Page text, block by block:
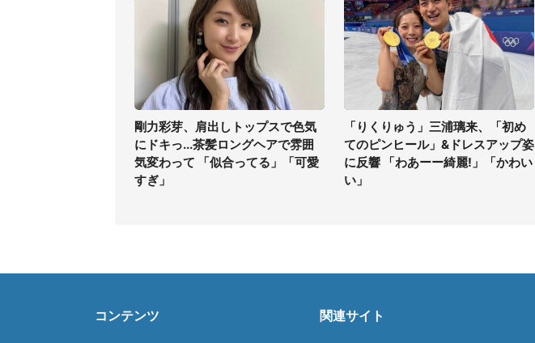
剛力彩芽、肩出しトップスで色気
にドキっ...茶髪ロングヘアで雰囲
気変わって 「似合ってる」「可愛
すぎ」
「りくりゅう」三浦璃来、「初め
てのピンヒール」&ドレスアップ姿
に反響 「わあーー綺麗!」「かわい
い」
コンテンツ 関連サイト